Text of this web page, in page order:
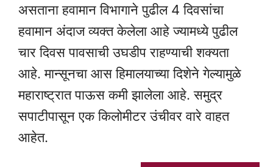
असताना हवामान विभागाने पुढील 4 दिवसांचा
हवामान अंदाज व्यक्त केलेला आहे ज्यामध्ये पुढील
चार दिवस पावसाची उघडीप राहण्याची शक्यता
आहे. मान्सूनचा आस हिमालयाच्या दिशेने गेल्यामुळे
महाराष्ट्रात पाऊस कमी झालेला आहे. समुद्र
सपाटीपासून एक किलोमीटर उंचीवर वारे वाहत
आहेत.